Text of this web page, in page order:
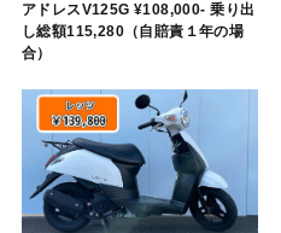
アドレスV125G ¥108,000- 乗り出
し総額115,280（自賠責１年の場
合）